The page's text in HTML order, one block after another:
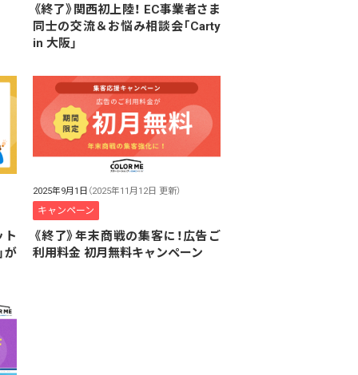
《終了》関西初上陸！ EC事業者さま
同士の交流＆お悩み相談会「Carty
in 大阪」
ト
が
2025年9月1日 （2025年11月12日 更新）
キャンペーン
《終了》年末商戦の集客に！広告ご
利用料金 初月無料キャンペーン